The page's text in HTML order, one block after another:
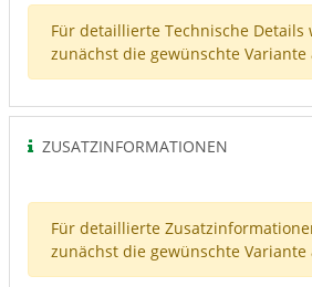
Für detaillierte Technische Details
zunächst die gewünschte Variante
ZUSATZINFORMATIONEN
Für detaillierte
zunächst die gewünschte Variante